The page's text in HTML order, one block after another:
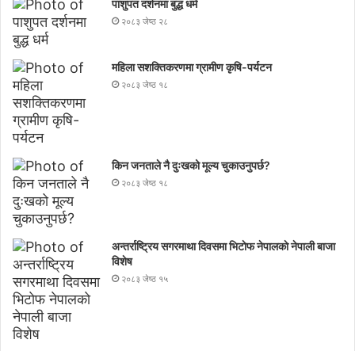
पाशुपत दर्शनमा बुद्ध धर्म​
२०८३ जेष्ठ २८
महिला सशक्तिकरणमा ग्रामीण कृषि-पर्यटन
२०८३ जेष्ठ १८
किन जनताले नै दुःखको मूल्य चुकाउनुपर्छ?
२०८३ जेष्ठ १८
अन्तर्राष्ट्रिय सगरमाथा दिवसमा भिटाेफ नेपालकाे नेपाली बाजा
विशेष
२०८३ जेष्ठ १५